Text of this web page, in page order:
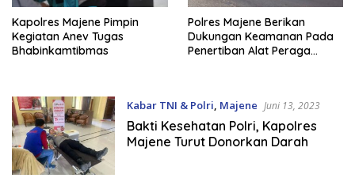
Kapolres Majene Pimpin
Kegiatan Anev Tugas
Bhabinkamtibmas
Polres Majene Berikan
Dukungan Keamanan Pada
Penertiban Alat Peraga
Kabar TNI & Polri, Majene Juni 13, 2023
Bakti Kesehatan Polri, Kapolres
Majene Turut Donorkan Darah